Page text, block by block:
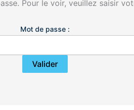
Pour le voir, veuillez saisir
Mot de passe :